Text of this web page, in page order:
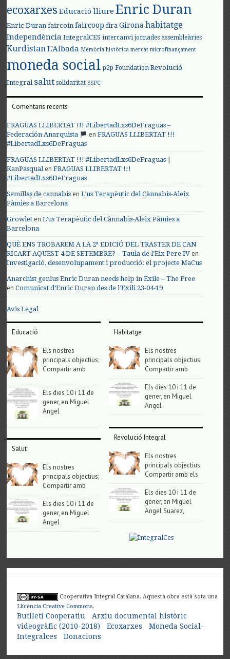
ecoxarxes Educació lliure Enric Duran
Enric Duran faircoin faircoop fira Girona habitatge
Independència IntegralCES intercanvi jornades assembleàries
KurdistanL'Albada Memòria històrica mercat microfinançament
moneda social p2p Foundation Revolució
Integral salut solidaritat SSPC
Comentaris recents
FRAGUAS LLIBERTAT !!! #LibertadLxs6DeFraguas –
Federación Anarquista
enFRAGUAS LLIBERTAT !!!
#LibertadLxs6DeFraguas
FRAGUAS LLIBERTAT !!! #LibertadLxs6DeFraguas |
KanPasqualenFRAGUAS LLIBERTAT !!!
#LibertadLxs6DeFraguas
Semillas de cannabis enL’us Terapèutic del Cànnabis-Aleix
Pàmies a Barcelona
Growlet enL’us Terapèutic del Cànnabis-Aleix Pàmies a
Barcelona
QUÈ ENS TROBAREM A LA 2ª EDICIÓ DEL TRASTER DE CAN
RICART AQUEST 4 DE SETEMBRE? – Taula de l'Eix Pere IV en
Investigació, desenvolupament i producció: el projecte MaCus
Anarchist genius Enric Duran needs help in Exile – The Free
enComunicat d’Enric Duran des de l’Exili 23-04-19
Avis Legal
Educació
Els nostres
principals objectius;
Compartir amb
Els dies 10 i 11 de
gener, en Miguel
Angel
Salut
Els nostres
principals objectius;
Compartir amb
Els dies 10 i 11 de
gener, en Miguel
Angel
Habitatge
Els nostres
principals objectius;
Compartir amb
Els dies 10 i 11 de
gener, en Miguel
Angel
Revolució Integral
Els nostres
principals objectius;
Compartir amb els
Els dies 10 i 11 de
gener, en Miguel
Angel Suarez,
Cooperativa Integral Catalana. Aquesta obra està sota una
Llicència Creative Commons.
Butlletí Cooperatiu
Arxiu documental històric
videogràfic (2010-2018)
Ecoxarxes
Moneda Social-
Integralces
Donacions